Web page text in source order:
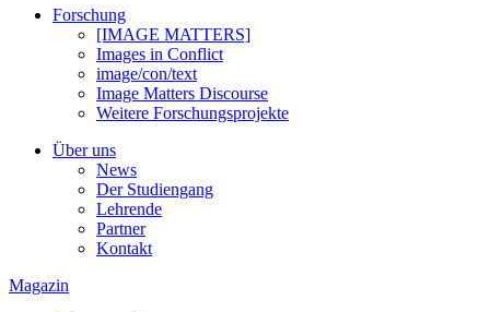
Forschung
[IMAGE MATTERS]
Images in Conflict
image/con/text
Image Matters Discourse
Weitere Forschungsprojekte
Über uns
News
Der Studiengang
Lehrende
Partner
Kontakt
Magazin